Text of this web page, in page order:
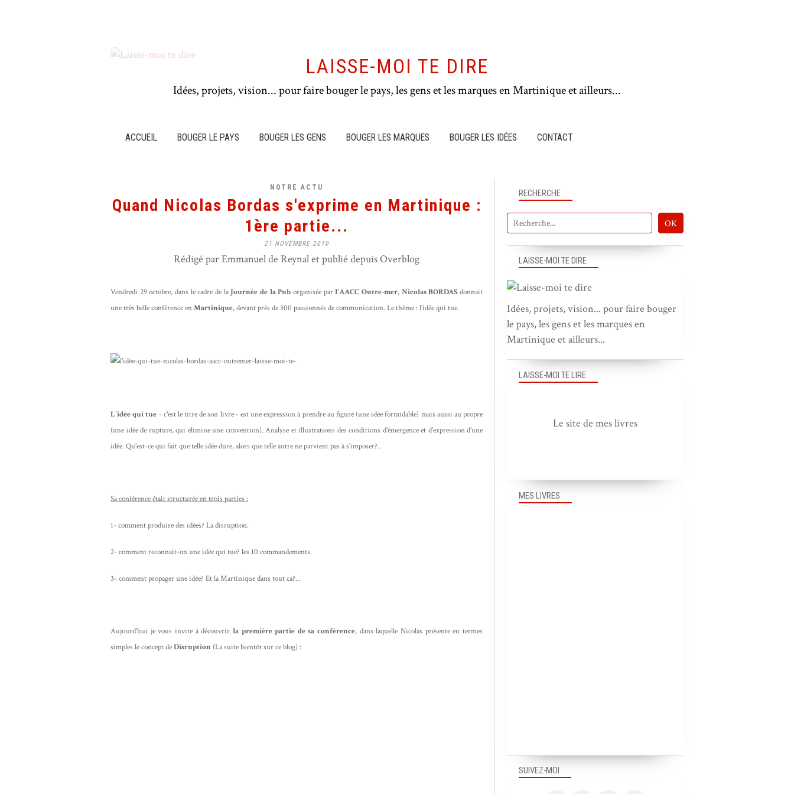
LAISSE-MOI TE DIRE
Idées, projets, vision... pour faire bouger le pays, les gens et les marques en Martinique et ailleurs...
ACCUEIL BOUGER LE PAYS BOUGER LES GENS BOUGER LES MARQUES BOUGER LES IDÉES CONTACT
NOTRE ACTU
Quand Nicolas Bordas s'exprime en Martinique :
1ère partie...
21 NOVEMBRE 2010
Rédigé par Emmanuel de Reynal et publié depuis Overblog
Vendredi 29 octobre, dans le cadre de la Journée de la Pub organisée parl'AACC Outre-mer, Nicolas BORDAS donnait
une très belle conférence enMartinique, devant près de 300 passionnés de communication. Le thème : l'idée qui tue.
L'idée qui tue - c'est le titre de son livre - est une expression à prendre au figuré (une idée formidable) mais aussi au propre
(une idée de rupture, qui élimine une convention). Analyse et illustrations des conditions d'émergence et d'expression d'une
idée. Qu'est-ce qui fait que telle idée dure, alors que telle autre ne parvient pas à s'imposer?..
Sa conférence était structurée en trois parties :
1- comment produire des idées? La disruption.
2- comment reconnait-on une idée qui tue? les 10 commandements.
3- comment propager une idée? Et la Martinique dans tout ça?...
Aujourd'hui je vous invite à découvrir la première partie de sa conférence, dans laquelle Nicolas présente en termes
simples le concept deDisruption (La suite bientôt sur ce blog) :
SUIVEZ-MOI
RECHERCHE
LAISSE-MOI TE DIRE
Idées, projets, vision... pour faire bouger
le pays, les gens et les marques en
Martinique et ailleurs...
MES LIVRES
LAISSE-MOI TE LIRE
Le site de mes livres